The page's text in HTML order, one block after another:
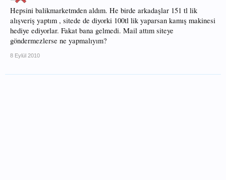
Hepsini balikmarketmden aldım. He birde arkadaşlar 151 tl lik
alışveriş yaptım , sitede de diyorki 100tl lik yaparsan kamış makinesi
hediye ediyorlar. Fakat bana gelmedi. Mail attım siteye
göndermezlerse ne yapmalıyım?
8 Eylül 2010